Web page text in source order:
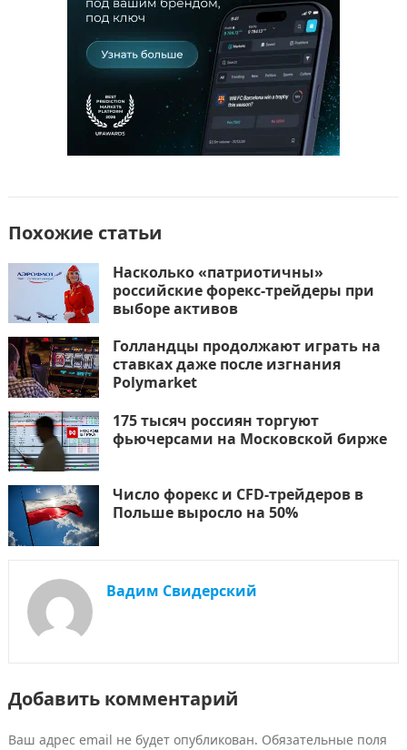
Похожие статьи
Насколько «патриотичны»
российские форекс-трейдеры при
выборе активов
Голландцы продолжают играть на
ставках даже после изгнания
Polymarket
175 тысяч россиян торгуют
фьючерсами на Московской бирже
Число форекс и CFD-трейдеров в
Польше выросло на 50%
Вадим Свидерский
Добавить комментарий
Ваш адрес email не будет опубликован. Обязательные поля